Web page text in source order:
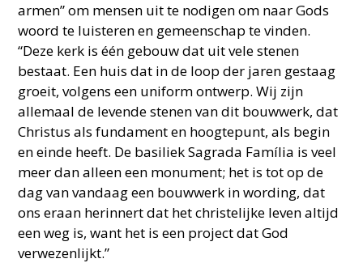
armen” om mensen uit te nodigen om naar Gods
woord te luisteren en gemeenschap te vinden.
“Deze kerk is één gebouw dat uit vele stenen
bestaat. Een huis dat in de loop der jaren gestaag
groeit, volgens een uniform ontwerp. Wij zijn
allemaal de levende stenen van dit bouwwerk, dat
Christus als fundament en hoogtepunt, als begin
en einde heeft. De basiliek Sagrada Família is veel
meer dan alleen een monument; het is tot op de
dag van vandaag een bouwwerk in wording, dat
ons eraan herinnert dat het christelijke leven altijd
een weg is, want het is een project dat God
verwezenlijkt.”